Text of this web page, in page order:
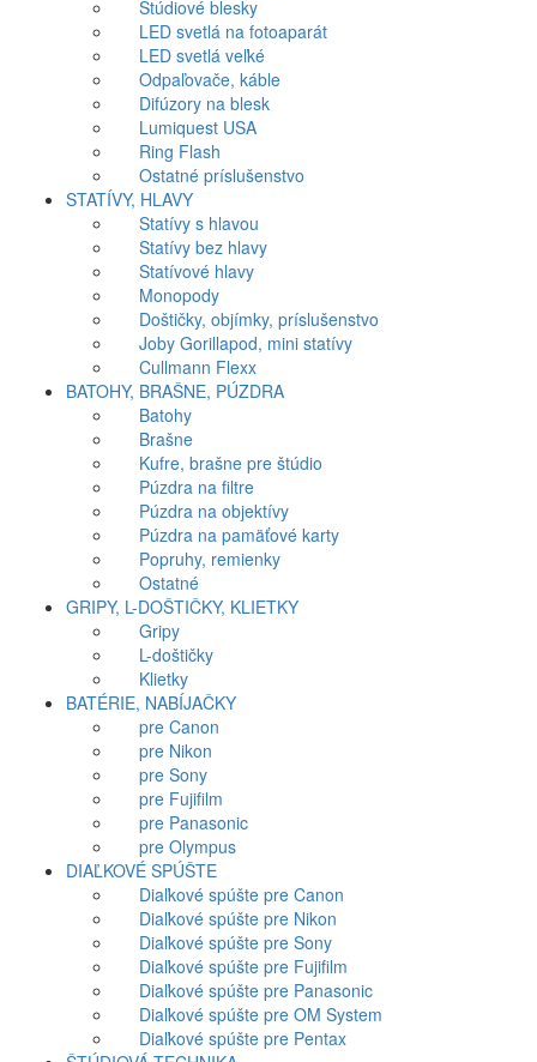
Štúdiové blesky
LED svetlá na fotoaparát
LED svetlá veľké
Odpaľovače, káble
Difúzory na blesk
Lumiquest USA
Ring Flash
Ostatné príslušenstvo
STATÍVY, HLAVY
Statívy s hlavou
Statívy bez hlavy
Statívové hlavy
Monopody
Doštičky, objímky, príslušenstvo
Joby Gorillapod, mini statívy
Cullmann Flexx
BATOHY, BRAŠNE, PÚZDRA
Batohy
Brašne
Kufre, brašne pre štúdio
Púzdra na filtre
Púzdra na objektívy
Púzdra na pamäťové karty
Popruhy, remienky
Ostatné
GRIPY, L-DOŠTIČKY, KLIETKY
Gripy
L-doštičky
Klietky
BATÉRIE, NABÍJAČKY
pre Canon
pre Nikon
pre Sony
pre Fujifilm
pre Panasonic
pre Olympus
DIAĽKOVÉ SPÚŠTE
Diaľkové spúšte pre Canon
Diaľkové spúšte pre Nikon
Diaľkové spúšte pre Sony
Diaľkové spúšte pre Fujifilm
Diaľkové spúšte pre Panasonic
Diaľkové spúšte pre OM System
Diaľkové spúšte pre Pentax